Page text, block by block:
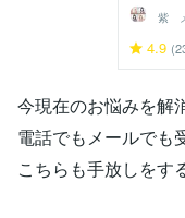
紫
4.9
今現在のお悩みを解
電話でもメールでも
こちらも手放しをす